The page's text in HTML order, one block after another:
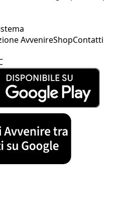
AvvenireShopContatti